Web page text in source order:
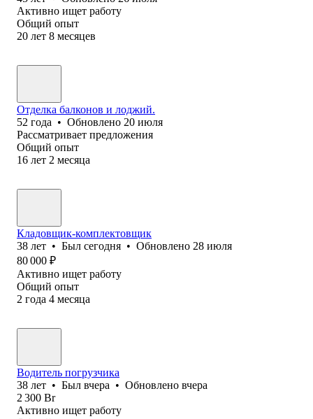
Активно ищет работу
Общий опыт
20 лет 8 месяцев
Отделка балконов и лоджий.
52 года • Обновлено 20 июля
Рассматривает предложения
Общий опыт
16 лет 2 месяца
Кладовщик-комплектовщик
38 лет • Был сегодня • Обновлено 28 июля
80 000 ₽
Активно ищет работу
Общий опыт
2 года 4 месяца
Водитель погрузчика
38 лет • Был вчера • Обновлено вчера
2 300 Br
Активно ищет работу